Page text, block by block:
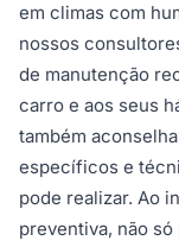
em climas com
nossos
de manutenção
carro e aos seus
também
específicos e
pode realizar. Ao
preventiva, não